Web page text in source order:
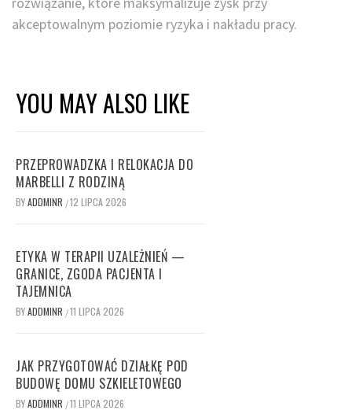
akceptowalnym poziomie ryzyka i nakładu pracy.
YOU MAY ALSO LIKE
PRZEPROWADZKA I RELOKACJA DO
MARBELLI Z RODZINĄ
BYADDMINR /12 LIPCA 2026
ETYKA W TERAPII UZALEŻNIEŃ —
GRANICE, ZGODA PACJENTA I
TAJEMNICA
BYADDMINR /11 LIPCA 2026
JAK PRZYGOTOWAĆ DZIAŁKĘ POD
BUDOWĘ DOMU SZKIELETOWEGO
BYADDMINR /11 LIPCA 2026